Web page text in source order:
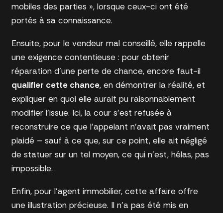
mobiles des parties », lorsque ceux-ci ont été
portés à sa connaissance.
Ensuite, pour le vendeur mal conseillé, elle rappelle
une exigence contentieuse : pour obtenir
réparation d’une perte de chance, encore faut-il
qualifier cette chance, en démontrer la réalité, et
expliquer en quoi elle aurait pu raisonnablement
modifier l’issue. Ici, la cour s’est refusée à
reconstruire ce que l’appelant n’avait pas vraiment
plaidé – sauf à ce que, sur ce point, elle ait négligé
de statuer sur un tel moyen, ce qui n’est, hélas, pas
impossible.
Enfin, pour l’agent immobilier, cette affaire offre
une illustration précieuse. Il n’a pas été mis en